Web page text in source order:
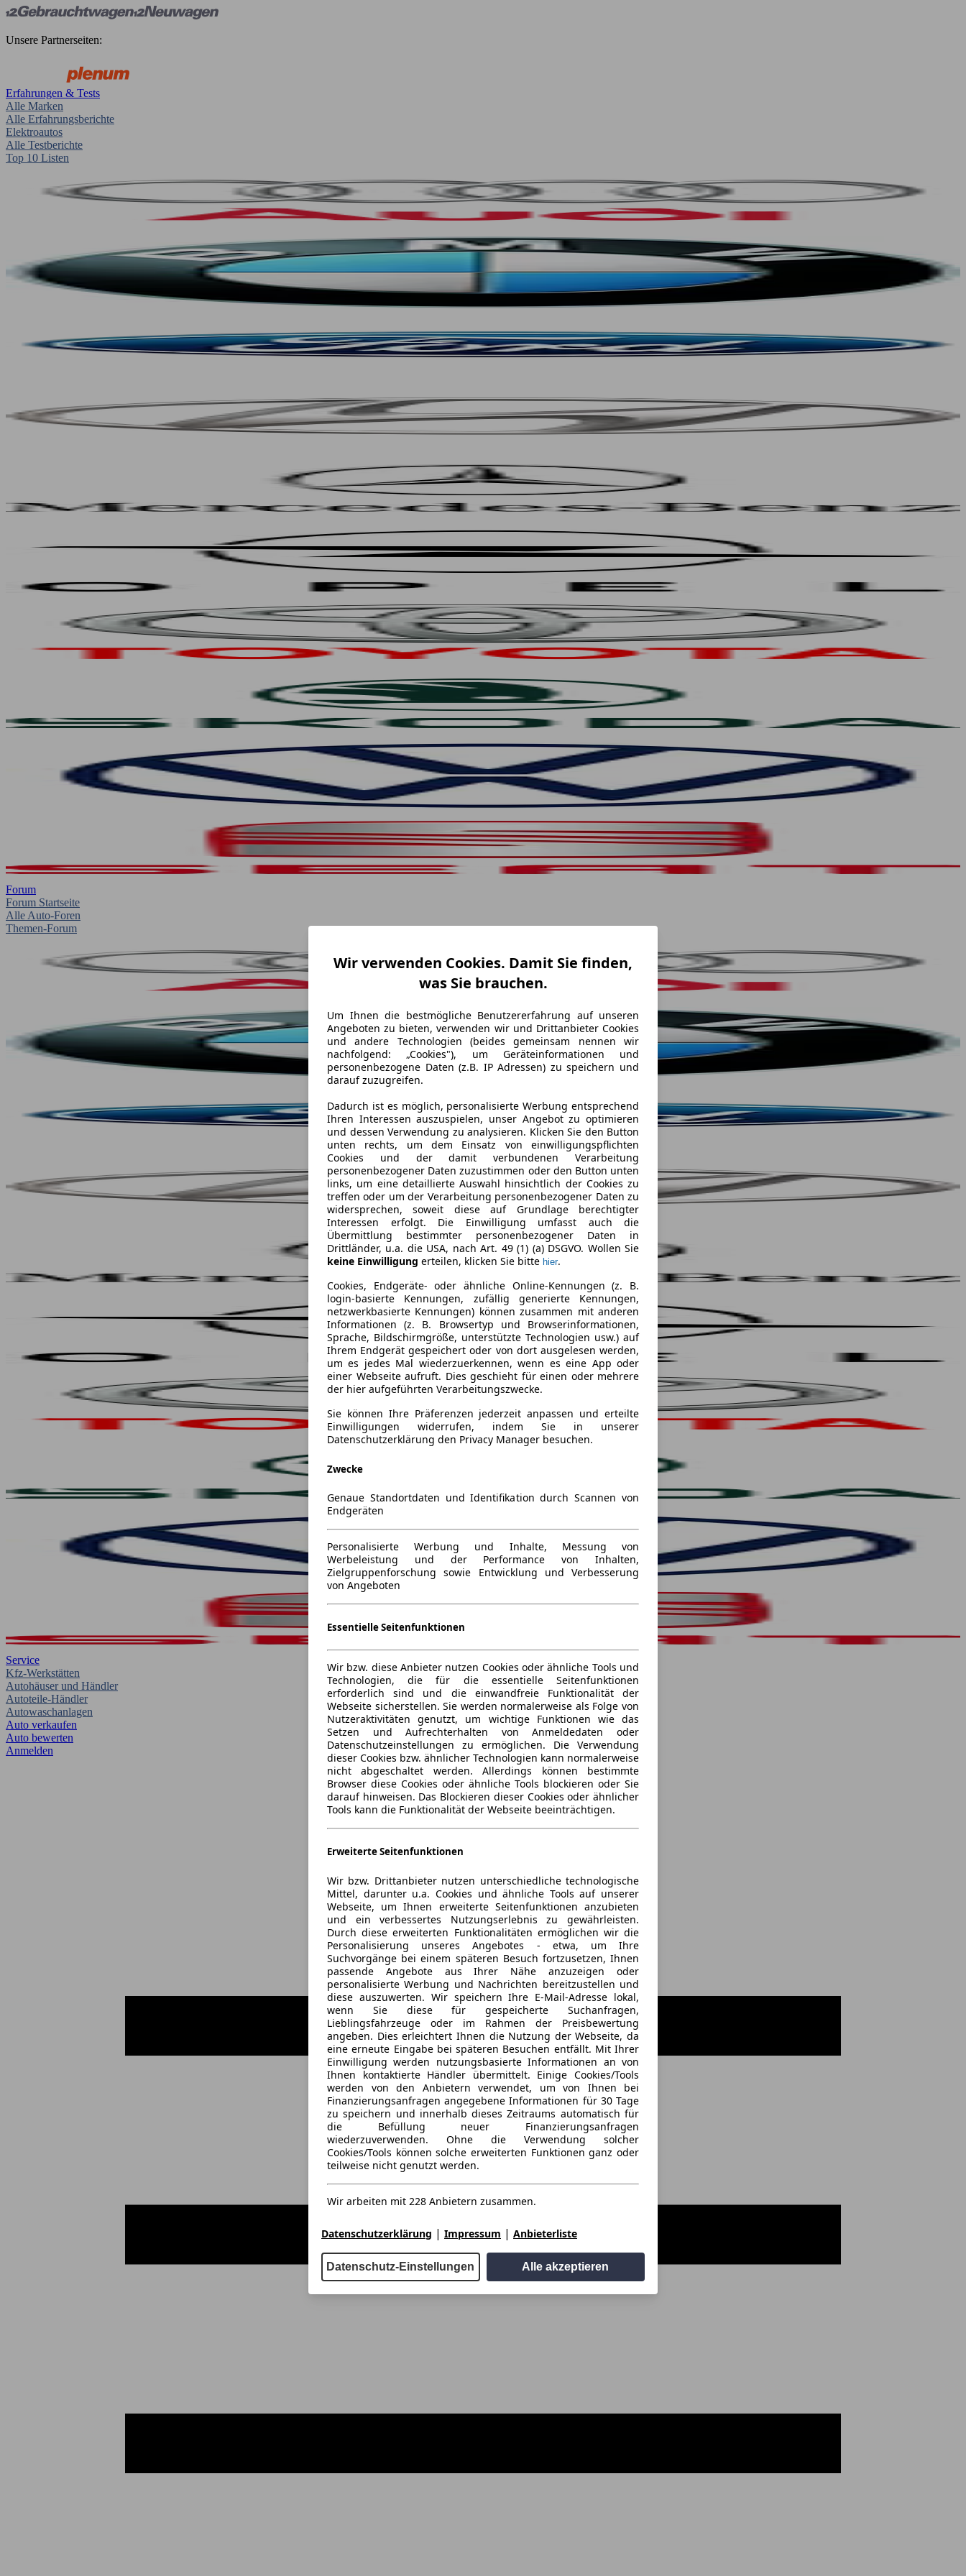
Unsere Partnerseiten:
Erfahrungen & Tests
Alle Marken
Alle Erfahrungsberichte
Elektroautos
Alle Testberichte
Top 10 Listen
Forum
Forum Startseite
Alle Auto-Foren
Themen-Forum
Service
Kfz-Werkstätten
Autohäuser und Händler
Autoteile-Händler
Autowaschanlagen
Auto verkaufen
Auto bewerten
Anmelden
Wir verwenden Cookies. Damit Sie finden,
was Sie brauchen.
Um Ihnen die bestmögliche Benutzererfahrung auf unseren
Angeboten zu bieten, verwenden wir und Drittanbieter Cookies
und andere Technologien (beides gemeinsam nennen wir
nachfolgend: „Cookies"), um Geräteinformationen und
personenbezogene Daten (z.B. IP Adressen) zu speichern und
darauf zuzugreifen.
Dadurch ist es möglich, personalisierte Werbung entsprechend
Ihren Interessen auszuspielen, unser Angebot zu optimieren
und dessen Verwendung zu analysieren. Klicken Sie den Button
unten rechts, um dem Einsatz von einwilligungspflichten
Cookies und der damit verbundenen Verarbeitung
personenbezogener Daten zuzustimmen oder den Button unten
links, um eine detaillierte Auswahl hinsichtlich der Cookies zu
treffen oder um der Verarbeitung personenbezogener Daten zu
widersprechen, soweit diese auf Grundlage berechtigter
Interessen erfolgt. Die Einwilligung umfasst auch die
Übermittlung bestimmter personenbezogener Daten in
Drittländer, u.a. die USA, nach Art. 49 (1) (a) DSGVO. Wollen Sie
keine Einwilligung erteilen, klicken Sie bitte hier.
Cookies, Endgeräte- oder ähnliche Online-Kennungen (z. B.
login-basierte Kennungen, zufällig generierte Kennungen,
netzwerkbasierte Kennungen) können zusammen mit anderen
Informationen (z. B. Browsertyp und Browserinformationen,
Sprache, Bildschirmgröße, unterstützte Technologien usw.) auf
Ihrem Endgerät gespeichert oder von dort ausgelesen werden,
um es jedes Mal wiederzuerkennen, wenn es eine App oder
einer Webseite aufruft. Dies geschieht für einen oder mehrere
der hier aufgeführten Verarbeitungszwecke.
Sie können Ihre Präferenzen jederzeit anpassen und erteilte
Einwilligungen widerrufen, indem Sie in unserer
Datenschutzerklärung den Privacy Manager besuchen.
Zwecke
Genaue Standortdaten und Identifikation durch Scannen von
Endgeräten
Personalisierte Werbung und Inhalte, Messung von
Werbeleistung und der Performance von Inhalten,
Zielgruppenforschung sowie Entwicklung und Verbesserung
von Angeboten
Essentielle Seitenfunktionen
Wir bzw. diese Anbieter nutzen Cookies oder ähnliche Tools und
Technologien, die für die essentielle Seitenfunktionen
erforderlich sind und die einwandfreie Funktionalität der
Webseite sicherstellen. Sie werden normalerweise als Folge von
Nutzeraktivitäten genutzt, um wichtige Funktionen wie das
Setzen und Aufrechterhalten von Anmeldedaten oder
Datenschutzeinstellungen zu ermöglichen. Die Verwendung
dieser Cookies bzw. ähnlicher Technologien kann normalerweise
nicht abgeschaltet werden. Allerdings können bestimmte
Browser diese Cookies oder ähnliche Tools blockieren oder Sie
darauf hinweisen. Das Blockieren dieser Cookies oder ähnlicher
Tools kann die Funktionalität der Webseite beeinträchtigen.
Erweiterte Seitenfunktionen
Wir bzw. Drittanbieter nutzen unterschiedliche technologische
Mittel, darunter u.a. Cookies und ähnliche Tools auf unserer
Webseite, um Ihnen erweiterte Seitenfunktionen anzubieten
und ein verbessertes Nutzungserlebnis zu gewährleisten.
Durch diese erweiterten Funktionalitäten ermöglichen wir die
Personalisierung unseres Angebotes - etwa, um Ihre
Suchvorgänge bei einem späteren Besuch fortzusetzen, Ihnen
passende Angebote aus Ihrer Nähe anzuzeigen oder
personalisierte Werbung und Nachrichten bereitzustellen und
diese auszuwerten. Wir speichern Ihre E-Mail-Adresse lokal,
wenn Sie diese für gespeicherte Suchanfragen,
Lieblingsfahrzeuge oder im Rahmen der Preisbewertung
angeben. Dies erleichtert Ihnen die Nutzung der Webseite, da
eine erneute Eingabe bei späteren Besuchen entfällt. Mit Ihrer
Einwilligung werden nutzungsbasierte Informationen an von
Ihnen kontaktierte Händler übermittelt. Einige Cookies/Tools
werden von den Anbietern verwendet, um von Ihnen bei
Finanzierungsanfragen angegebene Informationen für 30 Tage
zu speichern und innerhalb dieses Zeitraums automatisch für
die Befüllung neuer Finanzierungsanfragen
wiederzuverwenden. Ohne die Verwendung solcher
Cookies/Tools können solche erweiterten Funktionen ganz oder
teilweise nicht genutzt werden.
Wir arbeiten mit 228 Anbietern zusammen.
Datenschutzerklärung | Impressum | Anbieterliste
Datenschutz-Einstellungen Alle akzeptieren